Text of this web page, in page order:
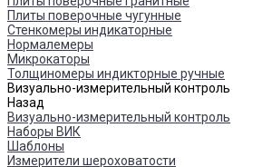
Плиты поверочные чугунные
Стенкомеры индикаторные
Нормалемеры
Микрокаторы
Толщиномеры индикторные ручные
Визуально-измерительный контроль
Назад
Визуально-измерительный контроль
Наборы ВИК
Шаблоны
Измерители шероховатости